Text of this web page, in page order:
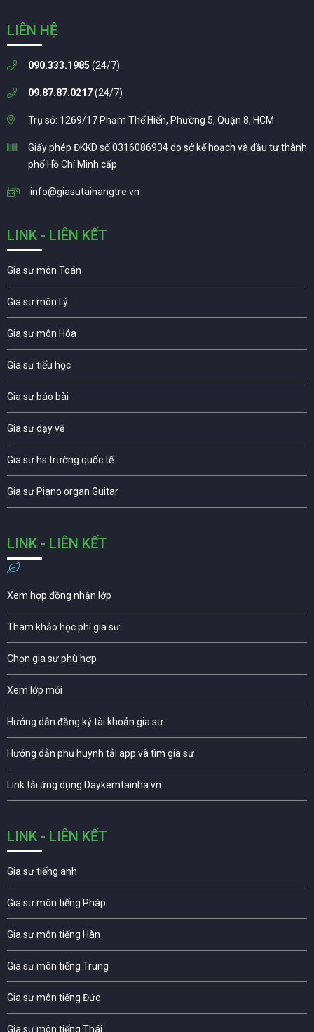
LIÊN HỆ
090.333.1985 (24/7)
09.87.87.0217(24/7)
Trụ sở: 1269/17 Phạm Thế Hiển, Phường 5, Quận 8, HCM
Giấy phép ĐKKD số 0316086934 do sở kế hoạch và đầu tư thành
phố Hồ Chí Minh cấp
info@giasutainangtre.vn
LINK - LIÊN KẾT
Gia sư môn Toán
Gia sư môn Lý
Gia sư môn Hóa
Gia sư tiểu học
Gia sư báo bài
Gia sư dạy vẽ
Gia sư hs trường quốc tế
Gia sư Piano organ Guitar
LINK - LIÊN KẾT
Xem hợp đồng nhận lớp
Tham khảo học phí gia sư
Chọn gia sư phù hợp
Xem lớp mới
Hướng dẫn đăng ký tài khoản gia sư
Hướng dẫn phụ huynh tải app và tìm gia sư
Link tải ứng dụng Daykemtainha.vn
LINK - LIÊN KẾT
Gia sư tiếng anh
Gia sư môn tiếng Pháp
Gia sư môn tiếng Hàn
Gia sư môn tiếng Trung
Gia sư môn tiếng Đức
Gia sư môn tiếng Thái